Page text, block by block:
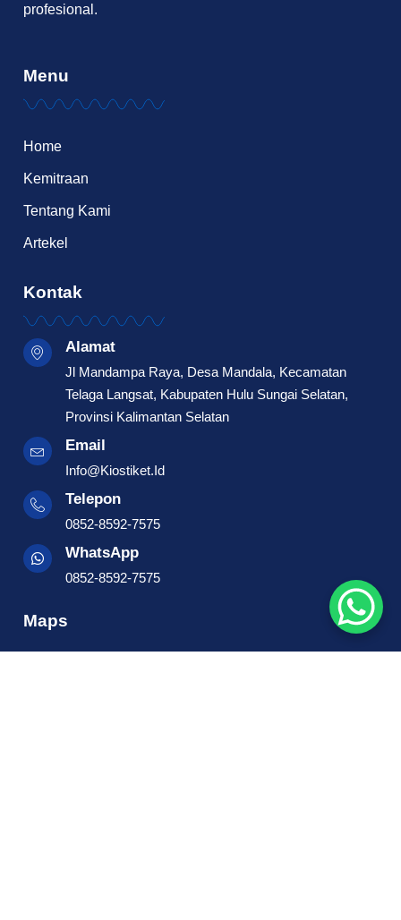
profesional.
Menu
Home
Kemitraan
Tentang Kami
Artekel
Kontak
Alamat
Jl Mandampa Raya, Desa Mandala, Kecamatan
Telaga Langsat, Kabupaten Hulu Sungai Selatan,
Provinsi Kalimantan Selatan
Email
Info@Kiostiket.id
Telepon
0852-8592-7575
WhatsApp
0852-8592-7575
Maps